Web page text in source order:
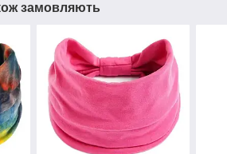
замовляють